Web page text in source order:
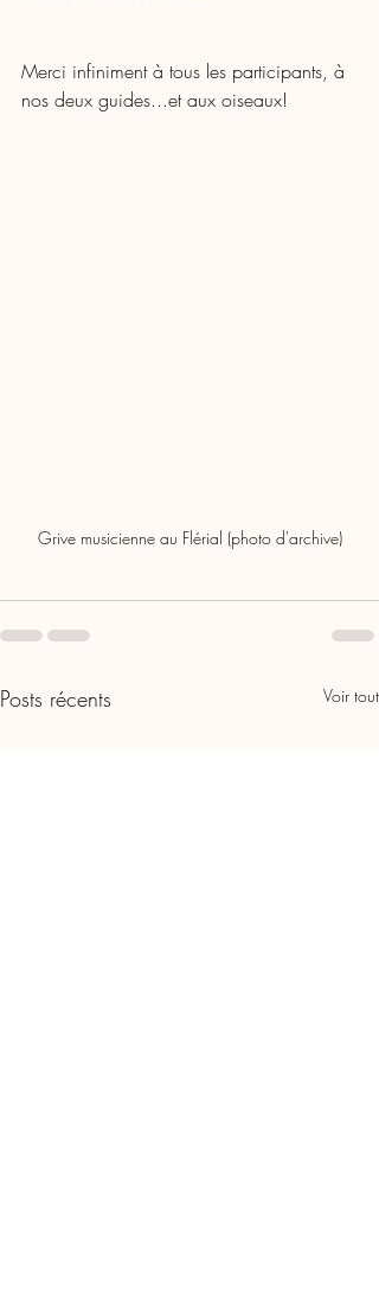
Merci infiniment à tous les participants, à
nos deux guides...et aux oiseaux!
Grive musicienne au Flérial (photo d'archive)
Posts récents Voir tout